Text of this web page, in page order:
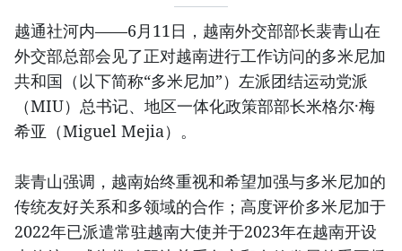
越通社河内——6月11日，越南外交部部长裴青山在
外交部总部会见了正对越南进行工作访问的多米尼加
共和国（以下简称“多米尼加”）左派团结运动党派
（MIU）总书记、地区一体化政策部部长米格尔·梅
希亚（Miguel Mejia）。
裴青山强调，越南始终重视和希望加强与多米尼加的
传统友好关系和多领域的合作；高度评价多米尼加于
2022年已派遣常驻越南大使并于2023年在越南开设